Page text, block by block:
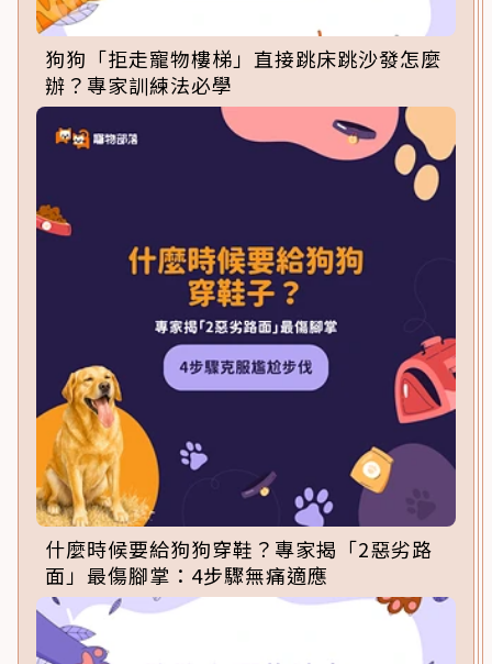
狗狗「拒走寵物樓梯」直接跳床跳沙發怎麼
辦？專家訓練法必學
什麼時候要給狗狗穿鞋？專家揭「2惡劣路
面」最傷腳掌：4步驟無痛適應